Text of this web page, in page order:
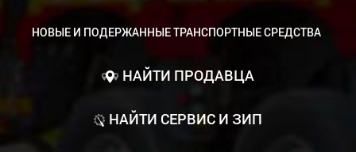
НОВЫЕ И ПОДЕРЖАННЫЕ ТРАНСПОРТНЫЕ СРЕДСТВА
НАЙТИ ПРОДАВЦА
НАЙТИ СЕРВИС И ЗИП